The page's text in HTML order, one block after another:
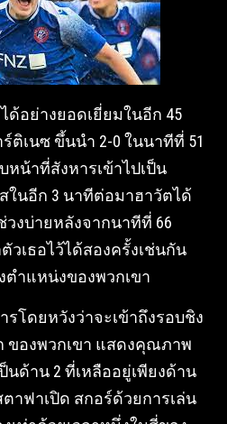
ด้อย่างยอดเยี่ยมในอีก 45
ติเนซ ขึ้นนํา 2-0 ในนาทีที่ 51
น้าที่สังหารเข้าไปเป็น
ในอีก 3 นาทีต่อมาฮาวัตได้
งบ่ายหลังจากนาทีที่ 66
วเธอไว้ได้สองครั้งเช่นกัน
ตําแหน่งของพวกเขา
โดยหวังว่าจะเข้าถึงรอบชิง
ของพวกเขา แสดงคุณภาพ
นด้าน 2 ที่เหลืออยู่เพียงด้าน
าฟาเปิด สกอร์ด้วยการเล่น